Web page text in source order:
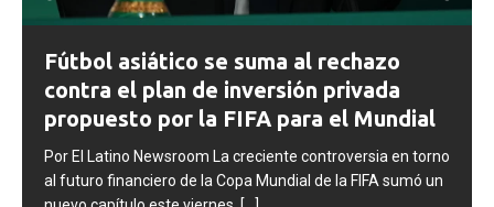
FIFA abre expedientes disciplinarios
contra Argentina tras los incidentes en
la final del Mundial 2026
Por El Latino Newsroom La FIFA inició una serie de
procesos disciplinarios contra la Asociación del Fútbol
Argentino (AFA), cuatro integrantes de la selección
Prev